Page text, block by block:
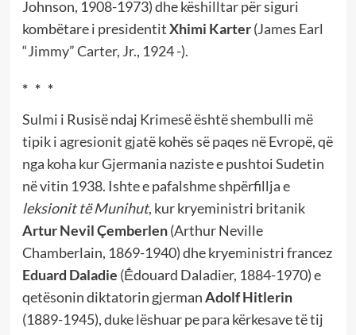
Johnson, 1908-1973) dhe këshilltar për siguri
kombëtare i presidentitXhimi Karter(James Earl
“Jimmy” Carter, Jr., 1924 -).
* * *
Sulmi i Rusisë ndaj Krimesë është shembulli më
tipik i agresionit gjatë kohës së paqes në Evropë, që
nga koha kur Gjermania naziste e pushtoi Sudetin
në vitin 1938. Ishte e pafalshme shpërfillja e
leksionit të Munihut, kur kryeministri britanik
Artur Nevil Çemberlen(Arthur Neville
Chamberlain, 1869-1940) dhe kryeministri francez
Eduard Daladie (Ḗdouard Daladier, 1884-1970) e
qetësonin diktatorin gjermanAdolf Hitlerin
(1889-1945), duke lëshuar pe para kërkesave të tij